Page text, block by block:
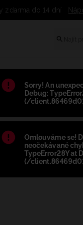
Błąd:
Sorry! An
Debug:
(/
Błąd:
Omlouváme se!
neočekávané
TypeError28Y at
(/
zdarma do 14 dní